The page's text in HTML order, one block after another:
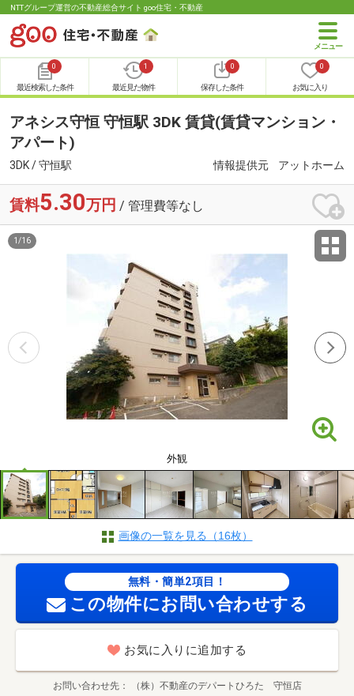
NTTグループ運営の不動産総合サイト goo住宅・不動産
0
最近検索した条件
1
最近見た物件
0
保存した条件
0
お気に入り
アネシス守恒 守恒駅 3DK 賃貸(賃貸マンション・
アパート)
3DK / 守恒駅 情報提供元 アットホーム
賃料5.30万円 / 管理費等なし
外観
1 /16
画像の一覧を見る（16枚）
無料・簡単2項目！
この物件にお問い合わせする
お気に入りに追加する
お問い合わせ先 （株）不動産のデパートひろた 守恒店